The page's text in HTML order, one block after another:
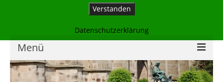
Menü
Home
Verstanden
Datenschutzerklärung